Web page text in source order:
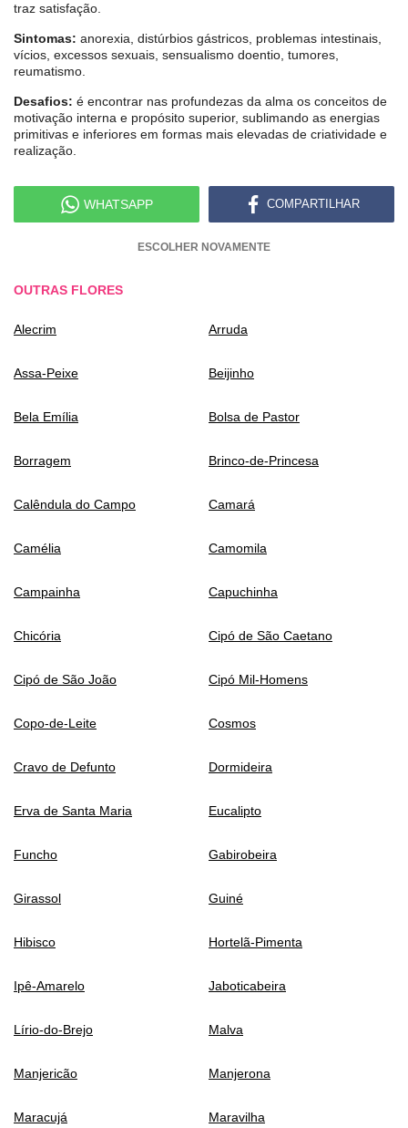
traz satisfação.
Sintomas: anorexia, distúrbios gástricos, problemas intestinais,
vícios, excessos sexuais, sensualismo doentio, tumores,
reumatismo.
Desafios: é encontrar nas profundezas da alma os conceitos de
motivação interna e propósito superior, sublimando as energias
primitivas e inferiores em formas mais elevadas de criatividade e
realização.
WHATSAPP COMPARTILHAR
ESCOLHER NOVAMENTE
OUTRAS FLORES
Alecrim Arruda
Assa-Peixe Beijinho
Bela Emília Bolsa de Pastor
Borragem Brinco-de-Princesa
Calêndula do Campo Camará
Camélia Camomila
Campainha Capuchinha
Chicória Cipó de São Caetano
Cipó de São João Cipó Mil-Homens
Copo-de-Leite Cosmos
Cravo de Defunto Dormideira
Erva de Santa Maria Eucalipto
Funcho Gabirobeira
Girassol Guiné
Hibisco Hortelã-Pimenta
Ipê-Amarelo Jaboticabeira
Lírio-do-Brejo Malva
Manjericão Manjerona
Maracujá Maravilha